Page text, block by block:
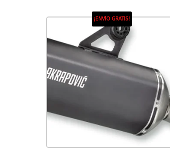
¡ENVÍO GRATIS!